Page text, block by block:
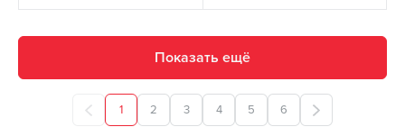
Показать ещё
1 2 3 4 5 6